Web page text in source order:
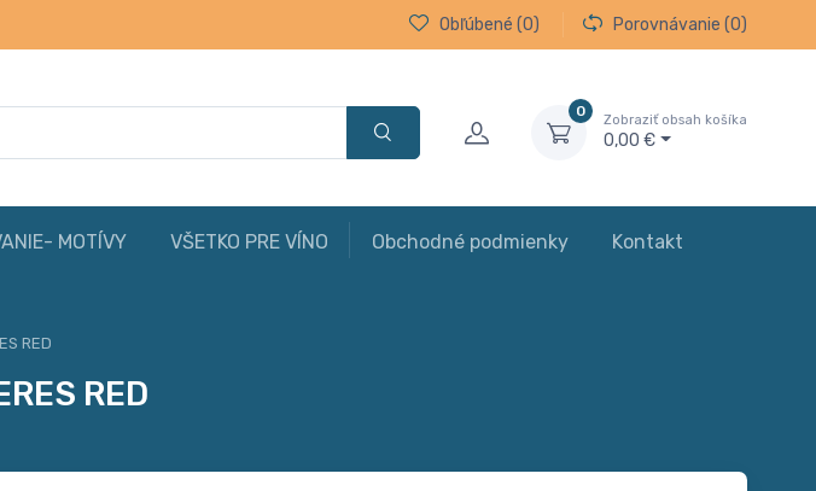
Obľúbené (0) Porovnávanie (0)
0
Zobraziť obsah košíka
0,00 €
MOTÍVY VŠETKO PRE VÍNO Obchodné podmienky Kontakt
RED
RED